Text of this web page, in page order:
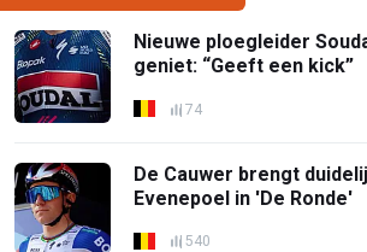
Nieuwe ploegleider
geniet: “Geeft een kick”
74
De Cauwer brengt
Evenepoel in 'De Ronde'
540